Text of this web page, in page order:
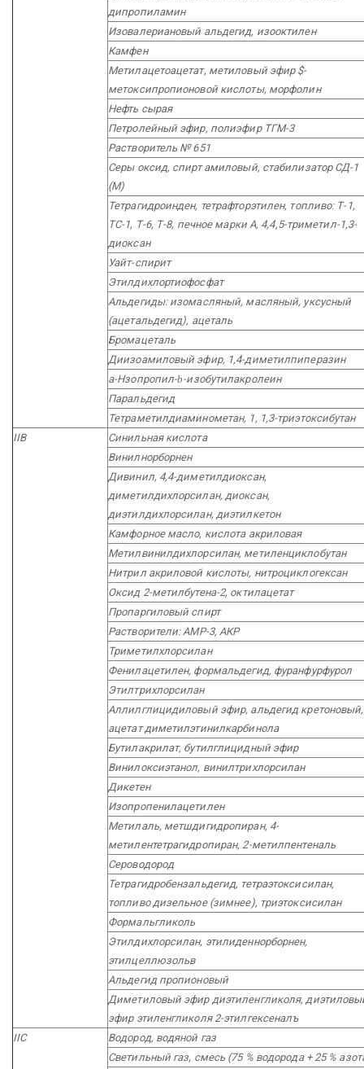
дипропиламин
Изовалериановый альдегид, изооктилен
Камфен
Метилацетоацетат, метиловый эфир $-
метоксипропионовой кислоты, морфолин
Нефть сырая
Петролейный эфир, полиэфир ТГМ-3
Растворитель № 651
Серы оксид, спирт амиловый, стабилизатор СД-1
(М)
Тетрагидроинден, тетрафторэтилен, топливо: Т-1,
ТС-1, Т-6, Т-8, печное марки А, 4,4,5-триметил-1,3-
диоксан
Уайт-спирит
Этилдихлортиофосфат
Альдегиды: изомасляный, масляный, уксусный
(ацетальдегид), ацеталь
Бромацеталь
Диизоамиловый эфир, 1,4-диметилпиперазин
а-Нзопропил-b-изобутилакролеин
Паральдегид
Тетраметилдиаминометан, 1, 1,3-триэтоксибутан
IIB
Синильная кислота
Винилнорборнен
Дивинил, 4,4-диметилдиоксан,
диметилдихлорсилан, диоксан,
диэтилдихлорсилан, диэтилкетон
Камфорное масло, кислота акриловая
Метилвинилдихлорсилан, метиленциклобутан
Нитрил акриловой кислоты, нитроциклогексан
Оксид 2-метилбутена-2, октилацетат
Пропаргиловый спирт
Растворители: АМР-3, АКР
Триметилхлорсилан
Фенилацетилен, формальдегид, фуранфурфурол
Этилтрихлорсилан
Аллилглицидиловый эфир, альдегид кретоновый,
ацетат диметилэтинилкарбинола
Бутилакрилат, бутилглицидный эфир
Винилоксиэтанол, винилтрихлорсилан
Дикетен
Изопропенилацетилен
Метилаль, метшдигидропиран, 4-
метилентетрагидропиран, 2-метилпентеналь
Сероводород
Тетрагидробензальдегид, тетраэтоксисилан,
топливо дизельное (зимнее), триэтоксисилан
Формальгликоль
Этилдихлорсилан, этилиденнорборнен,
этилцеллюзольв
Альдегид пропионовый
Диметиловый эфир диэтиленгликоля,
эфир этиленгликоля 2-этилгексеналъ
IIC
Водород, водяной газ
Светильный газ, смесь (75 % водорода + 25 %